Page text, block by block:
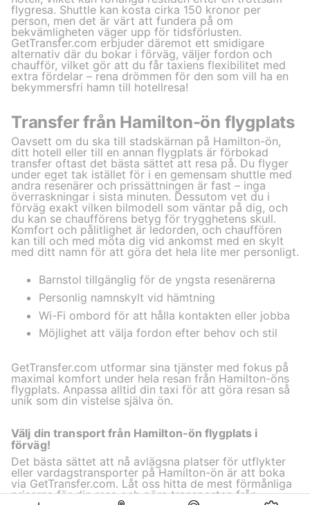
flygresa. Shuttle kan kosta cirka 150 kronor per
person, men det är värt att fundera på om
bekvämligheten väger upp för tidsförlusten.
GetTransfer.com erbjuder däremot ett smidigare
alternativ där du bokar i förväg, väljer fordon och
chaufför, vilket gör att du får taxiens flexibilitet med
extra fördelar – rena drömmen för den som vill ha en
bekymmersfri hamn till hotellresa!
Transfer från Hamilton-ön flygplats
Oavsett om du ska till stadskärnan på Hamilton-ön,
ditt hotell eller till en annan flygplats är förbokad
transfer oftast det bästa sättet att resa på. Du flyger
under eget tak istället för i en gemensam shuttle med
andra resenärer och prissättningen är fast – inga
överraskningar i sista minuten. Dessutom vet du i
förväg exakt vilken bilmodell som väntar på dig, och
du kan se chaufförens betyg för trygghetens skull.
Komfort och pålitlighet är ledorden, och chauffören
kan till och med möta dig vid ankomst med en skylt
med ditt namn för att göra det hela lite mer personligt.
Barnstol tillgänglig för de yngsta resenärerna
Personlig namnskylt vid hämtning
Wi-Fi ombord för att hålla kontakten eller jobba
Möjlighet att välja fordon efter behov och stil
GetTransfer.com utformar sina tjänster med fokus på
maximal komfort under hela resan från Hamilton-öns
flygplats. Anpassa alltid din taxi för att göra resan så
unik som din vistelse själva ön.
Välj din transport från Hamilton-ön flygplats i
förväg!
Det bästa sättet att nå avlägsna platser för utflykter
eller vardagstransporter på Hamilton-ön är att boka
via GetTransfer.com. Låt oss hitta de mest förmånliga
priserna för din resa och göra transporten från